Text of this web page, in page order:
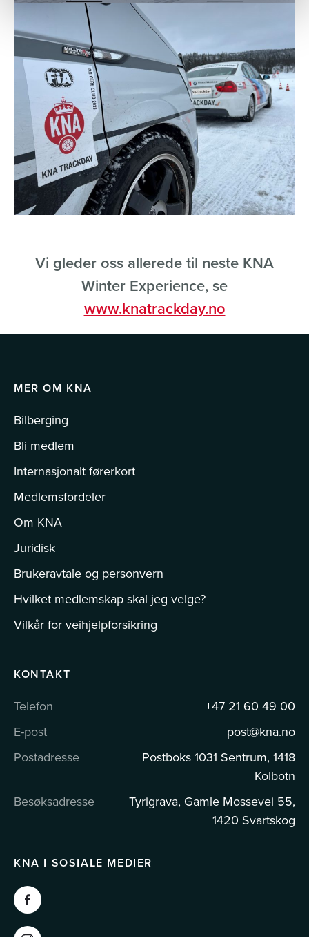
Vi gleder oss allerede til neste KNA
Winter Experience, se
www.knatrackday.no
MER OM KNA
Bilberging
Bli medlem
Internasjonalt førerkort
Medlemsfordeler
Om KNA
Juridisk
Brukeravtale og personvern
Hvilket medlemskap skal jeg velge?
Vilkår for veihjelpforsikring
KONTAKT
Telefon
+47 21 60 49 00
E-post
post@kna.no
Postadresse
Postboks 1031 Sentrum, 1418
Kolbotn
Besøksadresse
Tyrigrava, Gamle Mossevei 55,
1420 Svartskog
KNA I SOSIALE MEDIER